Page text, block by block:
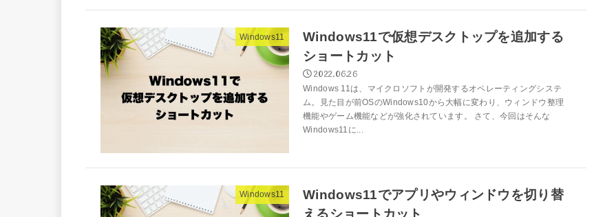
Windows11
Windows11で仮想デスクトップを追加する
ショートカット
2022.06.26
Windows 11は、マイクロソフトが開発するオペレーティングシステ
ム。見た目が前OSのWindows10から大幅に変わり、ウィンドウ整理
機能やゲーム機能などが強化されています。 さて、今回はそんな
Windows11に...
Windows11
Windows11でアプリやウィンドウを切り替
えるショートカット